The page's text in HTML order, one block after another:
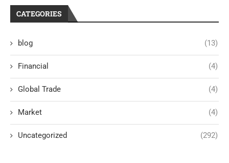
CATEGORIES
blog (13)
Financial (4)
Global Trade (4)
Market (4)
Uncategorized (292)